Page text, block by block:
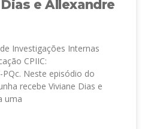
e Allexandre
Investigações Internas
CPIIC:
Neste episódio do
recebe Viviane Dias e
uma